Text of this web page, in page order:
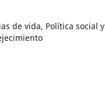
de vida, Política social y